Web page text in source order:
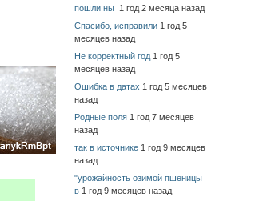
пошли ны 1 год 2 месяца назад
Спасибо, исправили 1 год 5
месяцев назад
Не корректный год 1 год 5
месяцев назад
Ошибка в датах 1 год 5 месяцев
назад
Родные поля 1 год 7 месяцев
назад
так в источнике 1 год 9 месяцев
назад
"урожайность озимой пшеницы
в 1 год 9 месяцев назад